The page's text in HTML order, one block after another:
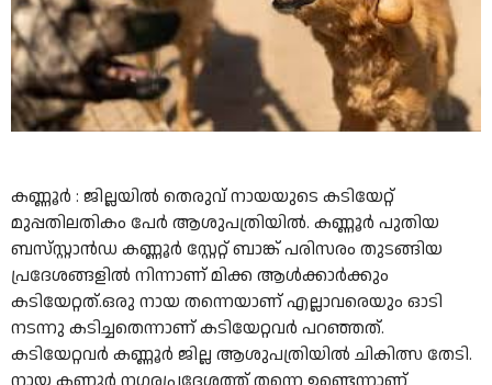
കണ്ണൂര്‍ : ജില്ലയില്‍ തെരുവ് നായയുടെ കടിയേറ്റ്
മുപ്പതിലതികം പേര്‍ ആശുപത്രിയില്‍. കണ്ണൂര്‍ പുതിയ
ബസ്‌സ്റ്റാന്‍ഡ കണ്ണൂര്‍ സ്റ്റേറ്റ് ബാങ്ക് പരിസരം തുടങ്ങിയ
പ്രദേശങ്ങളില്‍ നിന്നാണ് മിക്ക ആള്‍ക്കാര്‍ക്കും
കടിയേറ്റത്.ഒരു നായ തന്നെയാണ് എല്ലാവരെയും ഓടി
നടന്നു കടിച്ചതെന്നാണ് കടിയേറ്റവര്‍ പറഞ്ഞത്.
കടിയേറ്റവര്‍ കണ്ണൂര്‍ ജില്ല ആശുപത്രിയില്‍ ചികിത്സ തേടി.